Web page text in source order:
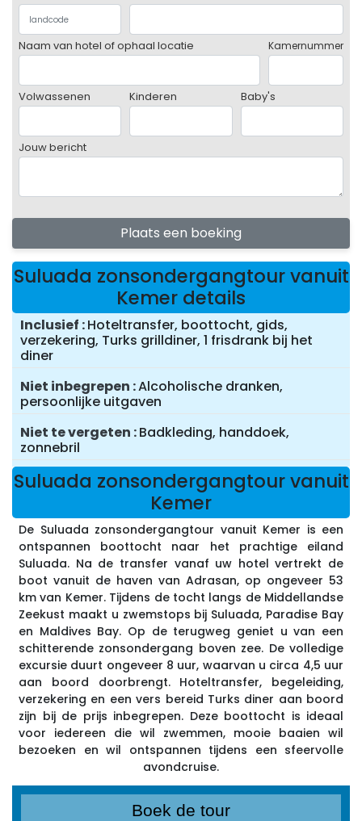
Naam van hotel of ophaal locatie Kamernummer
Volwassenen Kinderen Baby's
Jouw bericht
Plaats een boeking
Suluada zonsondergangtour vanuit
Kemer details
Inclusief Hoteltransfer, boottocht, gids,
verzekering, Turks grilldiner, 1 frisdrank bij het
diner
Niet inbegrepen Alcoholische dranken,
persoonlijke uitgaven
Niet te vergeten Badkleding, handdoek,
zonnebril
Suluada zonsondergangtour vanuit
Kemer
De Suluada zonsondergangtour vanuit Kemer is een
ontspannen boottocht naar het prachtige eiland
Suluada. Na de transfer vanaf uw hotel vertrekt de
boot vanuit de haven van Adrasan, op ongeveer 53
km van Kemer. Tijdens de tocht langs de Middellandse
Zeekust maakt u zwemstops bij Suluada, Paradise Bay
en Maldives Bay. Op de terugweg geniet u van een
schitterende zonsondergang boven zee. De volledige
excursie duurt ongeveer 8 uur, waarvan u circa 4,5 uur
aan boord doorbrengt. Hoteltransfer, begeleiding,
verzekering en een vers bereid Turks diner aan boord
zijn bij de prijs inbegrepen. Deze boottocht is ideaal
voor iedereen die wil zwemmen, mooie baaien wil
bezoeken en wil ontspannen tijdens een sfeervolle
avondcruise.
Boek de tour